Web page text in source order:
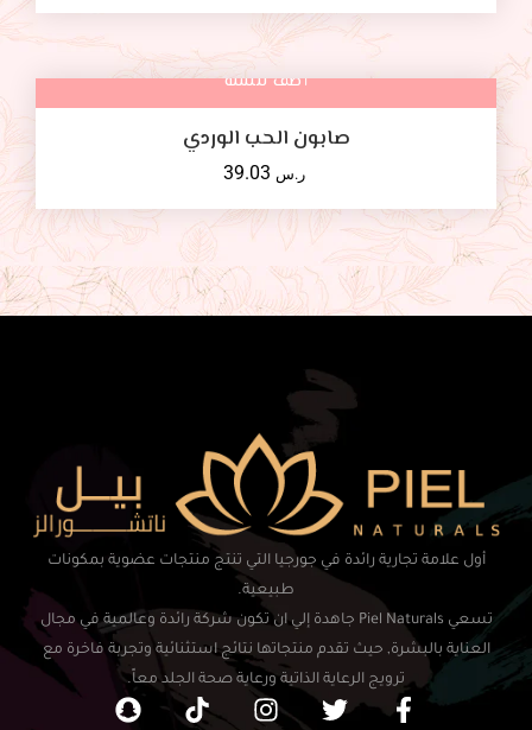
أضف للسلة
صابون الحب الوردي
ر.س
أول علامة تجارية رائدة في جورجيا التي تنتج منتجات عضوية بمكونات
طبيعية.
تسعي Piel Naturals جاهدة إلي ان تكون شركة رائدة وعالمية في مجال
العناية بالبشرة, حيث تقدم منتجاتها نتائج استثنائية وتجربة فاخرة مع
ترويج الرعاية الذاتية ورعاية صحة الجلد معاً.